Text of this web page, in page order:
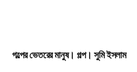
গল্পের ভেতরের মানুষ। গল্প। সুমি ইসলাম